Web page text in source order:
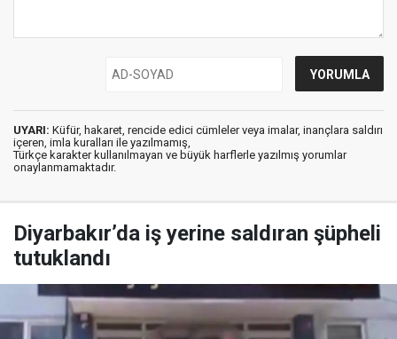
UYARI: Küfür, hakaret, rencide edici cümleler veya imalar, inançlara saldırı
içeren, imla kuralları ile yazılmamış,
Türkçe karakter kullanılmayan ve büyük harflerle yazılmış yorumlar
onaylanmamaktadır.
Diyarbakır’da iş yerine saldıran şüpheli
tutuklandı